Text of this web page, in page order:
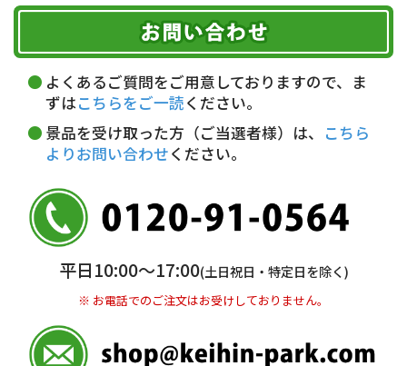
お届け可能時間帯
午前中 14～16時
16～18時
18～20時
19～21時 指定なし
代金引換(現金のみ)
5,000円未満…330円(税込)
銀行振込(前払い)
普通 7263489
＜口座名＞ カ）ディースタイル
※ 振込み手数料お客様ご負担。
期限を含むルール（条件）や、お客様にご負担い
ただく費用がございます。
詳しくはこちら▶
よくあるご質問をご用意しておりますので、ま
ずはこちらをご一読ください。
景品を受け取った方（ご当選者様）は、
こちら
よりお問い合わせください。
平日10:00〜17:00(土日祝日・特定日を除く)
※ お電話でのご注文はお受けしておりません。